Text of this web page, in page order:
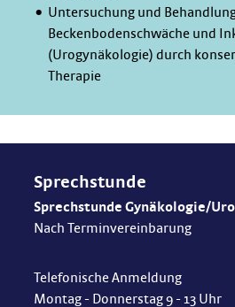
Untersuchung und
Beckenbodenschwäche und
(Urogynäkologie) durch
Therapie
Sprechstunde
Sprechstunde Gynäkologie/
Nach Terminvereinbarung
Telefonische Anmeldung
Montag - Donnerstag 9 - 13 Uhr